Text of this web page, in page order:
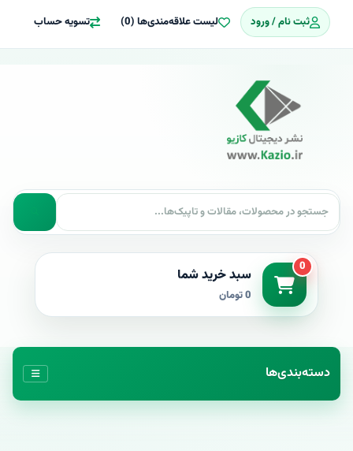
ثبت نام / ورود لیست علاقه‌مندی‌ها (0) تسویه حساب
0 سبد خرید شما
0 تومان
دسته‌بندی‌ها